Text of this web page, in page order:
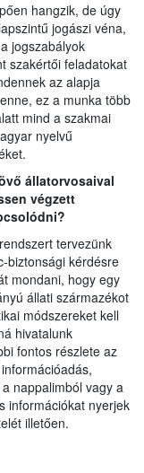
hangzik, de úgy
jogászi véna,
jogszabályok
szakértői feladatokat
az alapja
ez a munka több
mind a szakmai
nyelvű
állatorvosaival
végzett
tervezünk
biztonsági kérdésre
mondani, hogy egy
állati származékot
módszereket kell
hivatalunk
fontos részlete az
nappalimból vagy a
információkat nyerjek
illetően.